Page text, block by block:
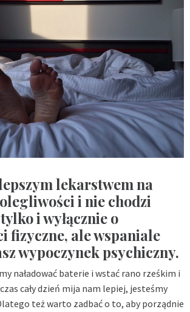
lekarstwem na
i nie chodzi
i wyłącznie o
fizyczne, ale wspaniale
wypoczynek psychiczny.
naładować baterie i wstać rano rześkim i
cały dzień mija nam lepiej, jesteśmy
też warto zadbać o to, aby porządnie